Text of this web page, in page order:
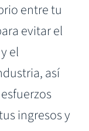
entre tu
evitar el
el
así
ingresos y